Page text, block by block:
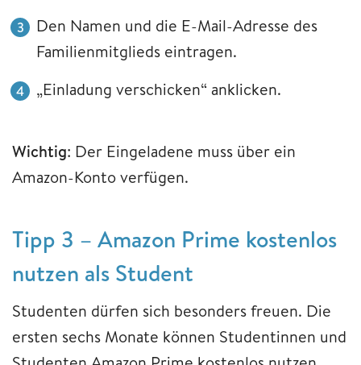
Den Namen und die E-Mail-Adresse des
Familienmitglieds eintragen.
„Einladung verschicken“ anklicken.
Wichtig: Der Eingeladene muss über ein
Amazon-Konto verfügen.
Tipp 3 – Amazon Prime kostenlos
nutzen als Student
Studenten dürfen sich besonders freuen. Die
ersten sechs Monate können Studentinnen und